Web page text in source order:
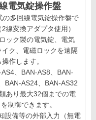
電気錠操作盤
の多回線電気錠操作盤で
線変換アダプタ使用）
ック製の電気錠、電気
イク、電磁ロックを遠隔
作します。
AS4、BAN-AS8、BAN-
BAN-AS24、BAN-AS32
あり最大32個までの電
制御できます。
設備等の外部入力（無電